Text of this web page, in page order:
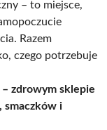
– to miejsce,
Razem
czego potrzebuje
– zdrowym sklepie
smaczków i